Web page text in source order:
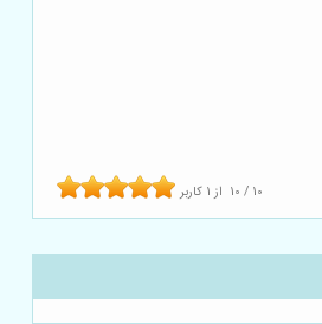
10 / 10 از 1 کاربر